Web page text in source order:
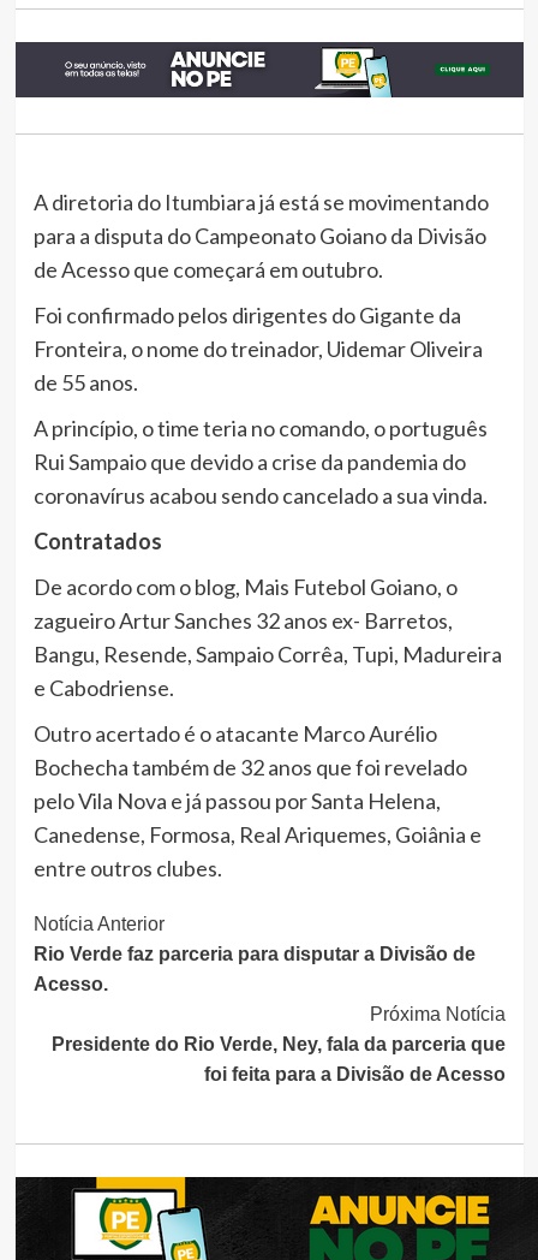
A diretoria do Itumbiara já está se movimentando
para a disputa do Campeonato Goiano da Divisão
de Acesso que começará em outubro.
Foi confirmado pelos dirigentes do Gigante da
Fronteira, o nome do treinador, Uidemar Oliveira
de 55 anos.
A princípio, o time teria no comando, o português
Rui Sampaio que devido a crise da pandemia do
coronavírus acabou sendo cancelado a sua vinda.
Contratados
De acordo com o blog, Mais Futebol Goiano, o
zagueiro Artur Sanches 32 anos ex- Barretos,
Bangu, Resende, Sampaio Corrêa, Tupi, Madureira
e Cabodriense.
Outro acertado é o atacante Marco Aurélio
Bochecha também de 32 anos que foi revelado
pelo Vila Nova e já passou por Santa Helena,
Canedense, Formosa, Real Ariquemes, Goiânia e
entre outros clubes.
Continue
Lendo
Notícia Anterior
Rio Verde faz parceria para disputar a Divisão de
Acesso.
Próxima Notícia
Presidente do Rio Verde, Ney, fala da parceria que
foi feita para a Divisão de Acesso